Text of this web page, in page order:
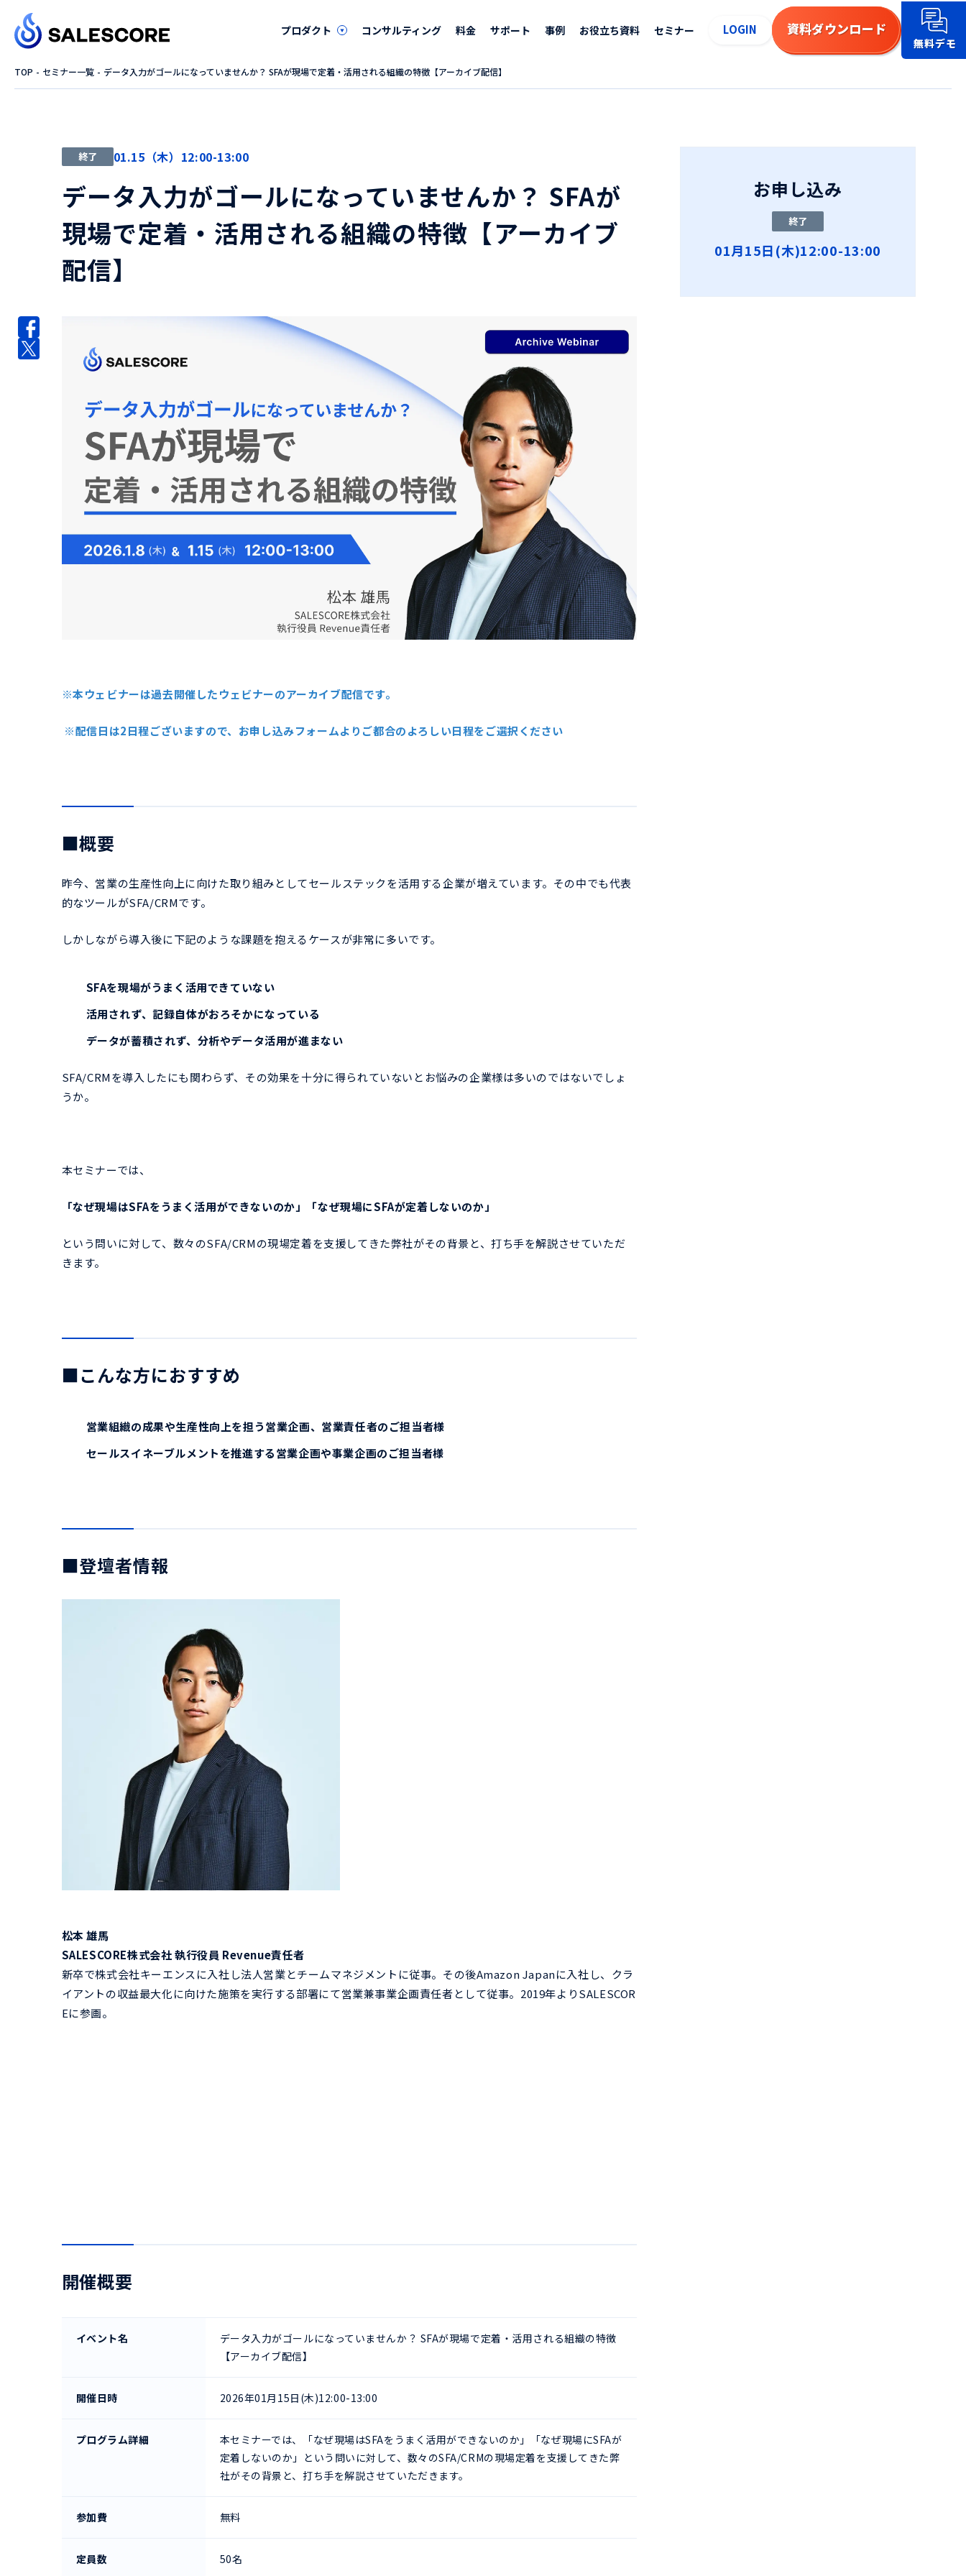
プロダクト コンサルティング 料金 サポート 事例 お役立ち資料 セミナー LOGIN 資料ダウンロード
無料デモ
TOP セミナー一覧 データ入力がゴールになっていませんか？ SFAが現場で定着・活用される組織の特徴【アーカイブ配信】
終了 01.15（木）12:00-13:00
データ入力がゴールになっていませんか？ SFAが
現場で定着・活用される組織の特徴【アーカイブ
配信】
※本ウェビナーは過去開催したウェビナーのアーカイブ配信です。
※配信日は2日程ございますので、お申し込みフォームよりご都合のよろしい日程をご選択ください
■概要
昨今、営業の生産性向上に向けた取り組みとしてセールステックを活用する企業が増えています。その中でも代表
的なツールがSFA/CRMです。
しかしながら導入後に下記のような課題を抱えるケースが非常に多いです。
SFAを現場がうまく活用できていない
活用されず、記録自体がおろそかになっている
データが蓄積されず、分析やデータ活用が進まない
SFA/CRMを導入したにも関わらず、その効果を十分に得られていないとお悩みの企業様は多いのではないでしょ
うか。
本セミナーでは、
「なぜ現場はSFAをうまく活用ができないのか」「なぜ現場にSFAが定着しないのか」
という問いに対して、数々のSFA/CRMの現場定着を支援してきた弊社がその背景と、打ち手を解説させていただ
きます。
■こんな方におすすめ
営業組織の成果や生産性向上を担う営業企画、営業責任者のご担当者様
セールスイネーブルメントを推進する営業企画や事業企画のご担当者様
■登壇者情報
松本 雄馬
SALESCORE株式会社 執行役員 Revenue責任者
新卒で株式会社キーエンスに入社し法人営業とチームマネジメントに従事。その後Amazon Japanに入社し、クラ
イアントの収益最大化に向けた施策を実行する部署にて営業兼事業企画責任者として従事。2019年よりSALESCOR
Eに参画。
開催概要
イベント名
データ入力がゴールになっていませんか？ SFAが現場で定着・活用される組織の特徴
【アーカイブ配信】
開催日時 2026年01月15日(木)12:00-13:00
プログラム詳細
本セミナーでは、「なぜ現場はSFAをうまく活用ができないのか」「なぜ現場にSFAが
定着しないのか」という問いに対して、数々のSFA/CRMの現場定着を支援してきた弊
社がその背景と、打ち手を解説させていただきます。
参加費 無料
定員数 50名
お申し込み
終了
01月15日(木)12:00-13:00